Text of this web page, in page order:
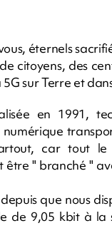
éternels
citoyens, des
sur Terre et dans
en 1991,
car tout
" branché "
que nous
de 9,05 kbit à la